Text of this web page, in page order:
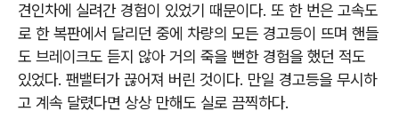
견인차에 실려간 경험이 있었기 때문이다. 또 한 번은 고속도
로 한 복판에서 달리던 중에 차량의 모든 경고등이 뜨며 핸들
도 브레이크도 듣지 않아 거의 죽을 뻔한 경험을 했던 적도
있었다. 팬밸터가 끊어져 버린 것이다. 만일 경고등을 무시하
고 계속 달렸다면 상상 만해도 실로 끔찍하다.